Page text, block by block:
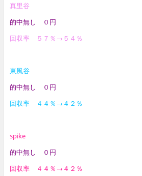
真里谷
的中無し ０円
回収率 ５７％→５４％
東風谷
的中無し ０円
回収率 ４４％→４２％
spike
的中無し ０円
回収率 ４４％→４２％